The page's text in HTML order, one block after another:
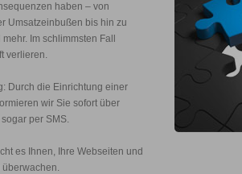
haben – von
Umsatzeinbußen bis hin zu
Im schlimmsten Fall
verlieren.
Durch die Einrichtung einer
wir Sie sofort über
per SMS.
es Ihnen, Ihre Webseiten und
überwachen.